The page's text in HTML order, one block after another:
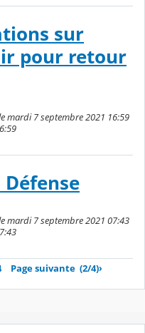
sur
pour retour
mardi 7 septembre 2021 16:59
mardi 7 septembre 2021 07:43
Page suivante (2/4)›